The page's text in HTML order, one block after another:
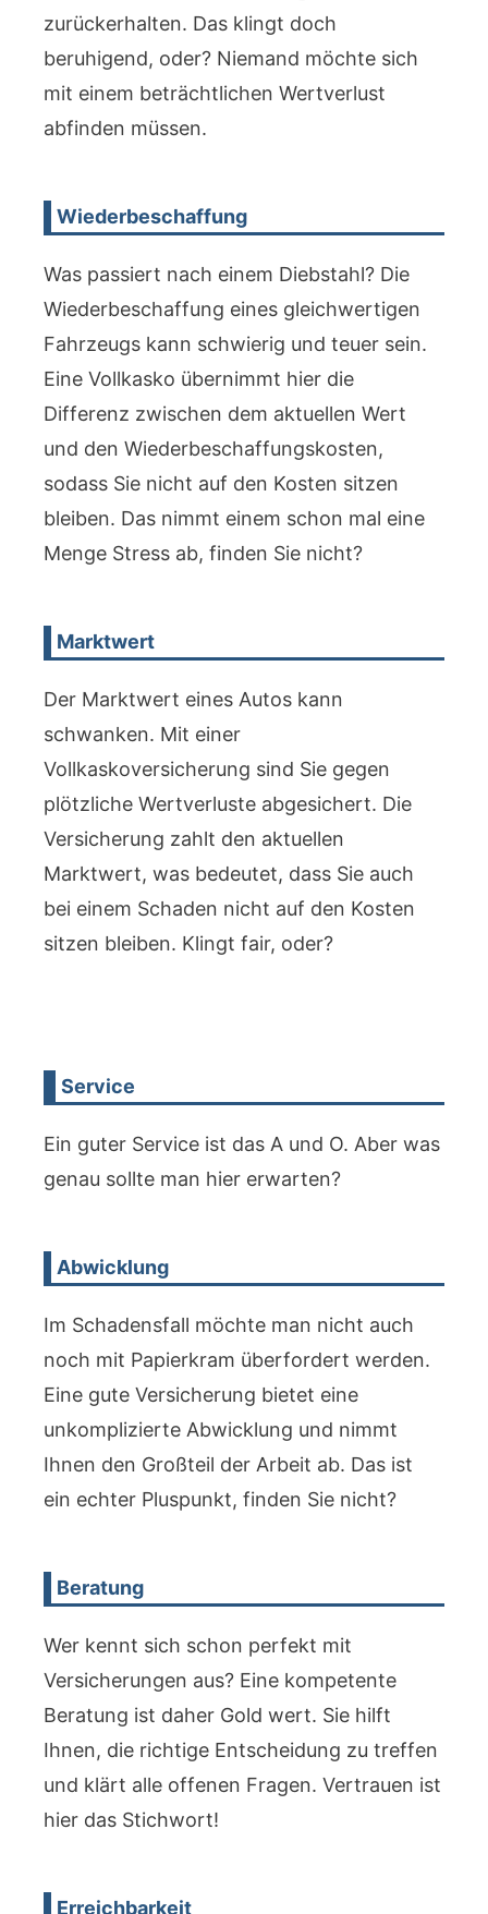
zurückerhalten. Das klingt doch
beruhigend, oder? Niemand möchte sich
mit einem beträchtlichen Wertverlust
abfinden müssen.
Wiederbeschaffung
Was passiert nach einem Diebstahl? Die
Wiederbeschaffung eines gleichwertigen
Fahrzeugs kann schwierig und teuer sein.
Eine Vollkasko übernimmt hier die
Differenz zwischen dem aktuellen Wert
und den Wiederbeschaffungskosten,
sodass Sie nicht auf den Kosten sitzen
bleiben. Das nimmt einem schon mal eine
Menge Stress ab, finden Sie nicht?
Marktwert
Der Marktwert eines Autos kann
schwanken. Mit einer
Vollkaskoversicherung sind Sie gegen
plötzliche Wertverluste abgesichert. Die
Versicherung zahlt den aktuellen
Marktwert, was bedeutet, dass Sie auch
bei einem Schaden nicht auf den Kosten
sitzen bleiben. Klingt fair, oder?
Service
Ein guter Service ist das A und O. Aber was
genau sollte man hier erwarten?
Abwicklung
Im Schadensfall möchte man nicht auch
noch mit Papierkram überfordert werden.
Eine gute Versicherung bietet eine
unkomplizierte Abwicklung und nimmt
Ihnen den Großteil der Arbeit ab. Das ist
ein echter Pluspunkt, finden Sie nicht?
Beratung
Wer kennt sich schon perfekt mit
Versicherungen aus? Eine kompetente
Beratung ist daher Gold wert. Sie hilft
Ihnen, die richtige Entscheidung zu treffen
und klärt alle offenen Fragen. Vertrauen ist
hier das Stichwort!
Erreichbarkeit